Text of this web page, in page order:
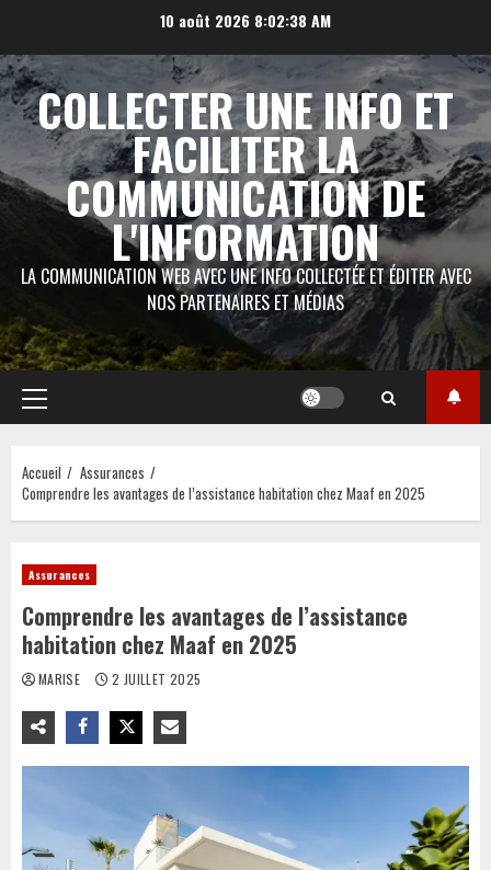
contenu
10 août 2026 8:02:39 AM
COLLECTER UNE INFO ET
FACILITER LA
COMMUNICATION DE
L'INFORMATION
LA COMMUNICATION WEB AVEC UNE INFO COLLECTÉE ET ÉDITER AVEC
NOS PARTENAIRES ET MÉDIAS
Menu
principal
Accueil
Assurances
Comprendre les avantages de l’assistance habitation chez Maaf en 2025
Assurances
Comprendre les avantages de l’assistance
habitation chez Maaf en 2025
MARISE 2 JUILLET 2025